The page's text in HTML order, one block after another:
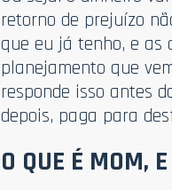
retorno de prejuízo
que eu já tenho, e as
planejamento que
responde isso antes
depois, paga para
O QUE É MOM,